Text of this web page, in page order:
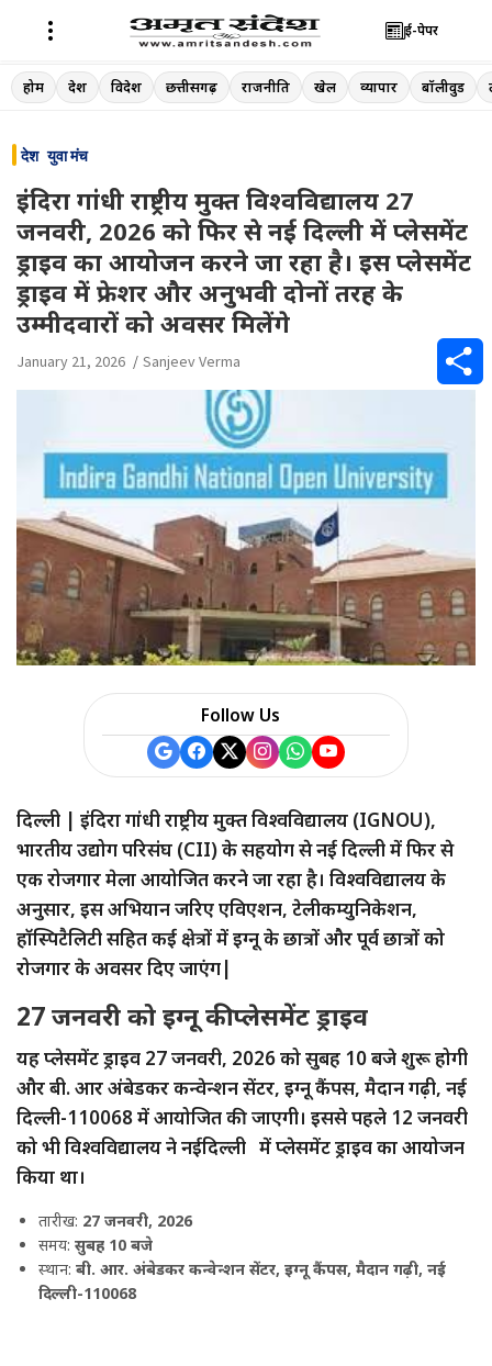
Skip
to
ई-पेपर
होम देश विदेश छत्तीसगढ़ राजनीति खेल व्यापार बॉलीवुड
देश युवा मंच
इंदिरा गांधी राष्ट्रीय मुक्त विश्वविद्यालय 27
जनवरी, 2026 को फिर से नई दिल्ली में प्लेसमेंट
ड्राइव का आयोजन करने जा रहा है। इस प्लेसमेंट
ड्राइव में फ्रेशर और अनुभवी दोनों तरह के
उम्मीदवारों को अवसर मिलेंगे
January 21, 2026 Sanjeev Verma
Follow Us
दिल्ली | इंदिरा गांधी राष्ट्रीय मुक्त विश्वविद्यालय (IGNOU),
भारतीय उद्योग परिसंघ (CII) के सहयोग से नई दिल्ली में फिर से
एक रोजगार मेला आयोजित करने जा रहा है। विश्वविद्यालय के
अनुसार, इस अभियान जरिए एविएशन, टेलीकम्युनिकेशन,
हॉस्पिटैलिटी सहित कई क्षेत्रों में इग्नू के छात्रों और पूर्व छात्रों को
रोजगार के अवसर दिए जाएंग|
27 जनवरी को इग्नू की प्लेसमेंट ड्राइव
यह प्लेसमेंट ड्राइव 27 जनवरी, 2026 को सुबह 10 बजे शुरू होगी
और बी. आर अंबेडकर कन्वेन्शन सेंटर, इग्नू कैंपस, मैदान गढ़ी, नई
दिल्ली-110068 में आयोजित की जाएगी। इससे पहले 12 जनवरी
को भी विश्वविद्यालय ने नईदिल्ली में प्लेसमेंट ड्राइव का आयोजन
किया था।
तारीख: 27 जनवरी, 2026
समय: सुबह 10 बजे
स्थान: बी. आर. अंबेडकर कन्वेन्शन सेंटर, इग्नू कैंपस, मैदान गढ़ी, नई
दिल्ली-110068
h
a